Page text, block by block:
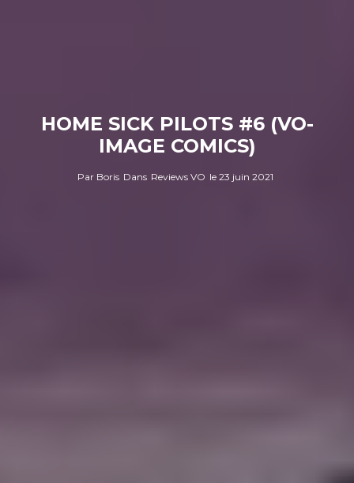
HOME SICK PILOTS #6 (VO-
IMAGE COMICS)
Par Boris Dans Reviews VO le 23 juin 2021